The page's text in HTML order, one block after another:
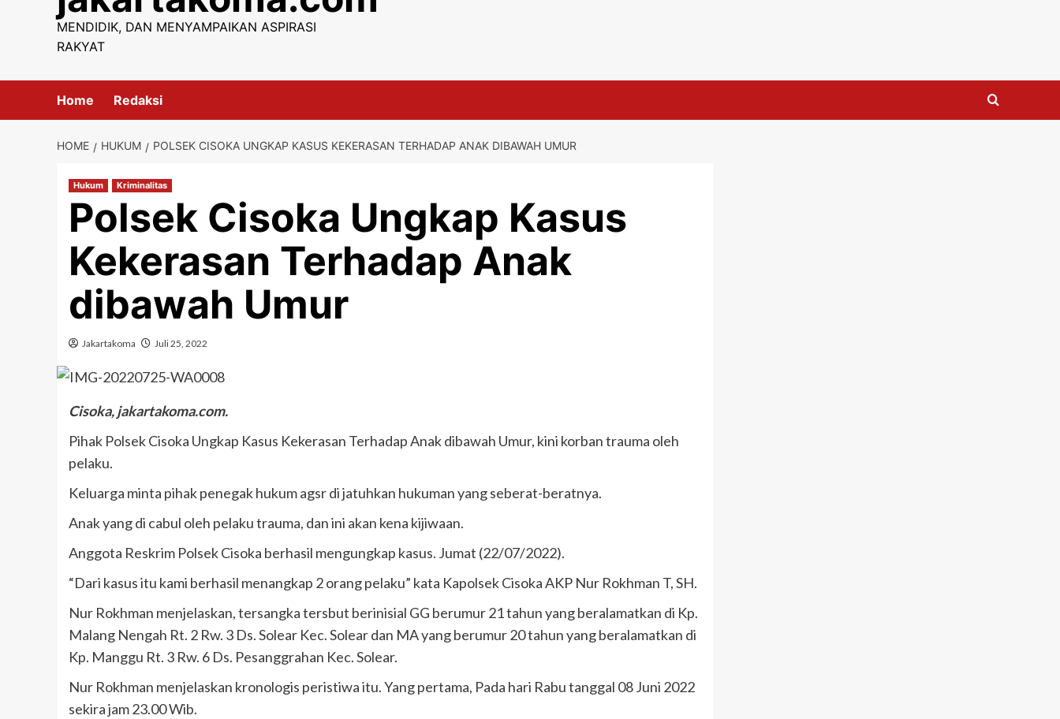
MENDIDIK, DAN MENYAMPAIKAN ASPIRASI
RAKYAT
Home Redaksi
HOME HUKUM POLSEK CISOKA UNGKAP KASUS KEKERASAN TERHADAP ANAK DIBAWAH UMUR
Hukum Kriminalitas
Polsek Cisoka Ungkap Kasus
Kekerasan Terhadap Anak
dibawah Umur
Jakartakoma Juli 25, 2022
Cisoka, jakartakoma.com.
Pihak Polsek Cisoka Ungkap Kasus Kekerasan Terhadap Anak dibawah Umur, kini korban trauma oleh
pelaku.
Keluarga minta pihak penegak hukum agsr di jatuhkan hukuman yang seberat-beratnya.
Anak yang di cabul oleh pelaku trauma, dan ini akan kena kijiwaan.
Anggota Reskrim Polsek Cisoka berhasil mengungkap kasus. Jumat (22/07/2022).
“Dari kasus itu kami berhasil menangkap 2 orang pelaku” kata Kapolsek Cisoka AKP Nur Rokhman T, SH.
Nur Rokhman menjelaskan, tersangka tersbut berinisial GG berumur 21 tahun yang beralamatkan di Kp.
Malang Nengah Rt. 2 Rw. 3 Ds. Solear Kec. Solear dan MA yang berumur 20 tahun yang beralamatkan di
Kp. Manggu Rt. 3 Rw. 6 Ds. Pesanggrahan Kec. Solear.
Nur Rokhman menjelaskan kronologis peristiwa itu. Yang pertama, Pada hari Rabu tanggal 08 Juni 2022
sekira jam 23.00 Wib.